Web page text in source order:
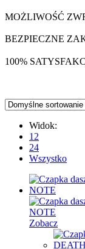
MOŻLIWOŚĆ
BEZPIECZNE
100%
Widok:
12
24
Wszystko
Zobacz